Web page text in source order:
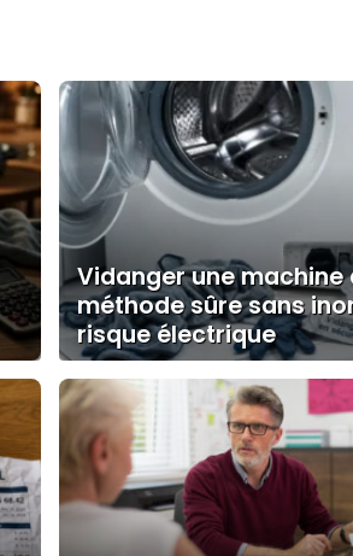
Vidanger une machine
méthode sûre sans
risque électrique